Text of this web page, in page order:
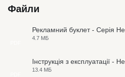
Файли
Рекламний буклет - Серія
4.7 МБ
Інструкція з експлуатації -
13.4 МБ